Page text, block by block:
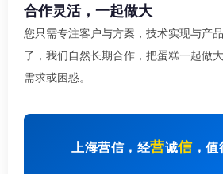
合作灵活，一起做大
您只需专注客户与方案，技术实现与产
了，我们自然长期合作，把蛋糕一起做
需求或困惑。
上海营信，经营诚信，值